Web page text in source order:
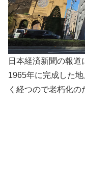
日本経済新聞の報
1965年に完成した
く経つので老朽化の